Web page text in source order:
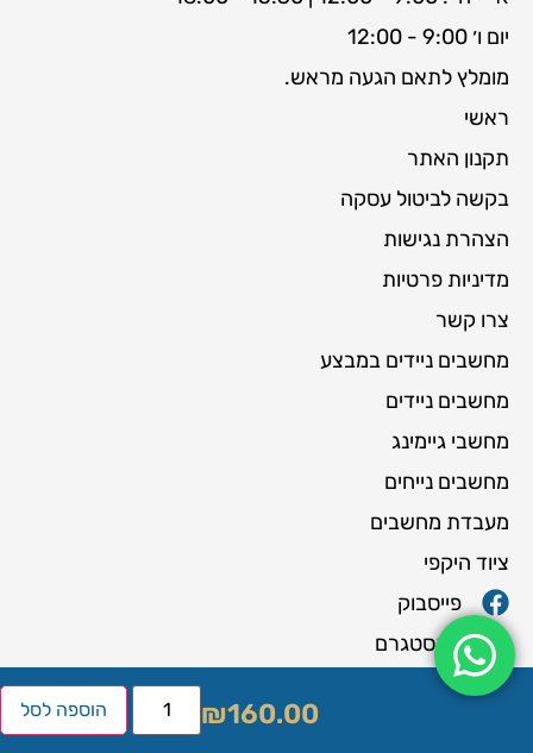
הוספה לסל ₪160.00
יום ו׳ 9:00 - 12:00
מומלץ לתאם הגעה מראש.
ראשי
תקנון האתר
בקשה לביטול עסקה
הצהרת נגישות
מדיניות פרטיות
צרו קשר
מחשבים ניידים במבצע
מחשבים ניידים
מחשבי גיימינג
מחשבים נייחים
מעבדת מחשבים
ציוד היקפי
פייסבוק
אינסטגרם
יוטיוב